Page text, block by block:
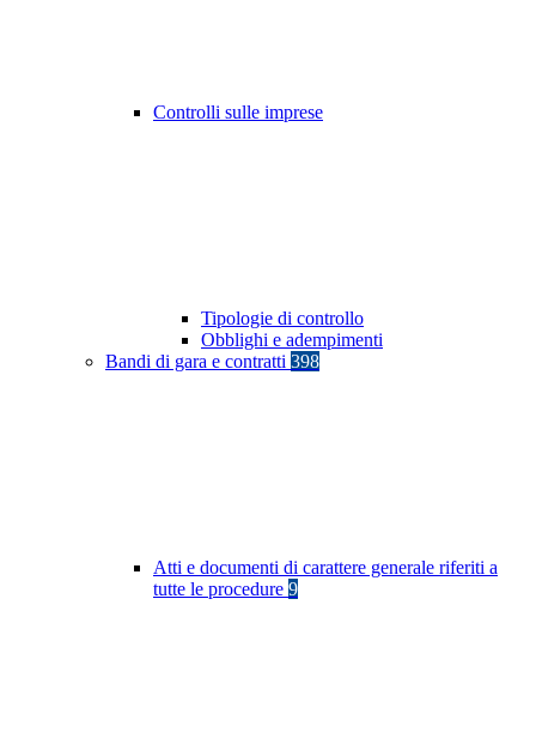
Controlli sulle imprese
Tipologie di controllo
Obblighi e adempimenti
Bandi di gara e contratti 398
Atti e documenti di carattere generale riferiti a
tutte le procedure 9